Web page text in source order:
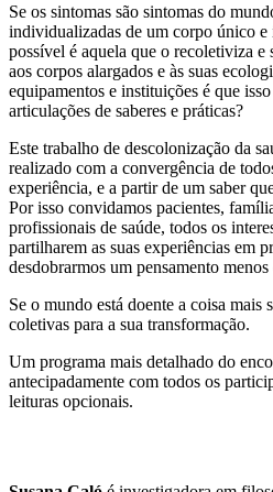
Se os sintomas são sintomas do
individualizadas de um corpo único e
possível é aquela que o recoletiviza e
aos corpos alargados e às suas
equipamentos e instituições é que
articulações de saberes e práticas?
Este trabalho de descolonização da
realizado com a convergência de
experiência, e a partir de um saber
Por isso convidamos pacientes,
profissionais de saúde, todos os
partilharem as suas experiências em
desdobrarmos um pensamento
Se o mundo está doente a coisa mais
coletivas para a sua transformação.
Um programa mais detalhado do
antecipadamente com todos os
leituras opcionais.